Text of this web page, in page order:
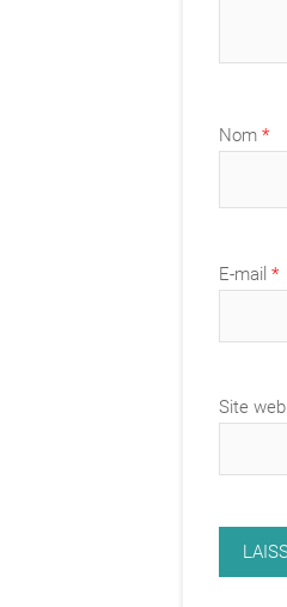
Nom *
E-mail *
Site web